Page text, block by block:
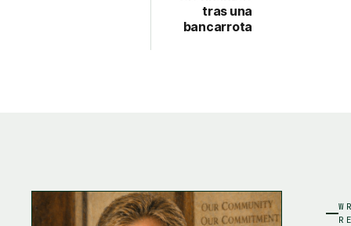
tras una
bancarrota